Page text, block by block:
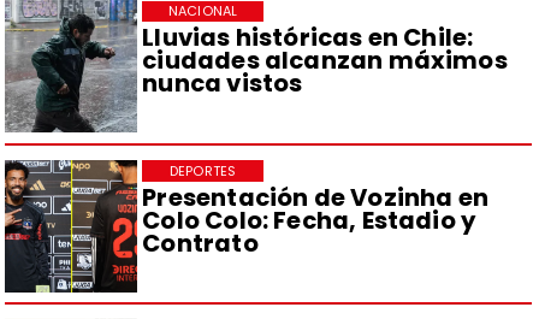
Lluvias históricas en Chile:
ciudades alcanzan máximos
nunca vistos
NACIONAL
Presentación de Vozinha en
Colo Colo: Fecha, Estadio y
Contrato
DEPORTES